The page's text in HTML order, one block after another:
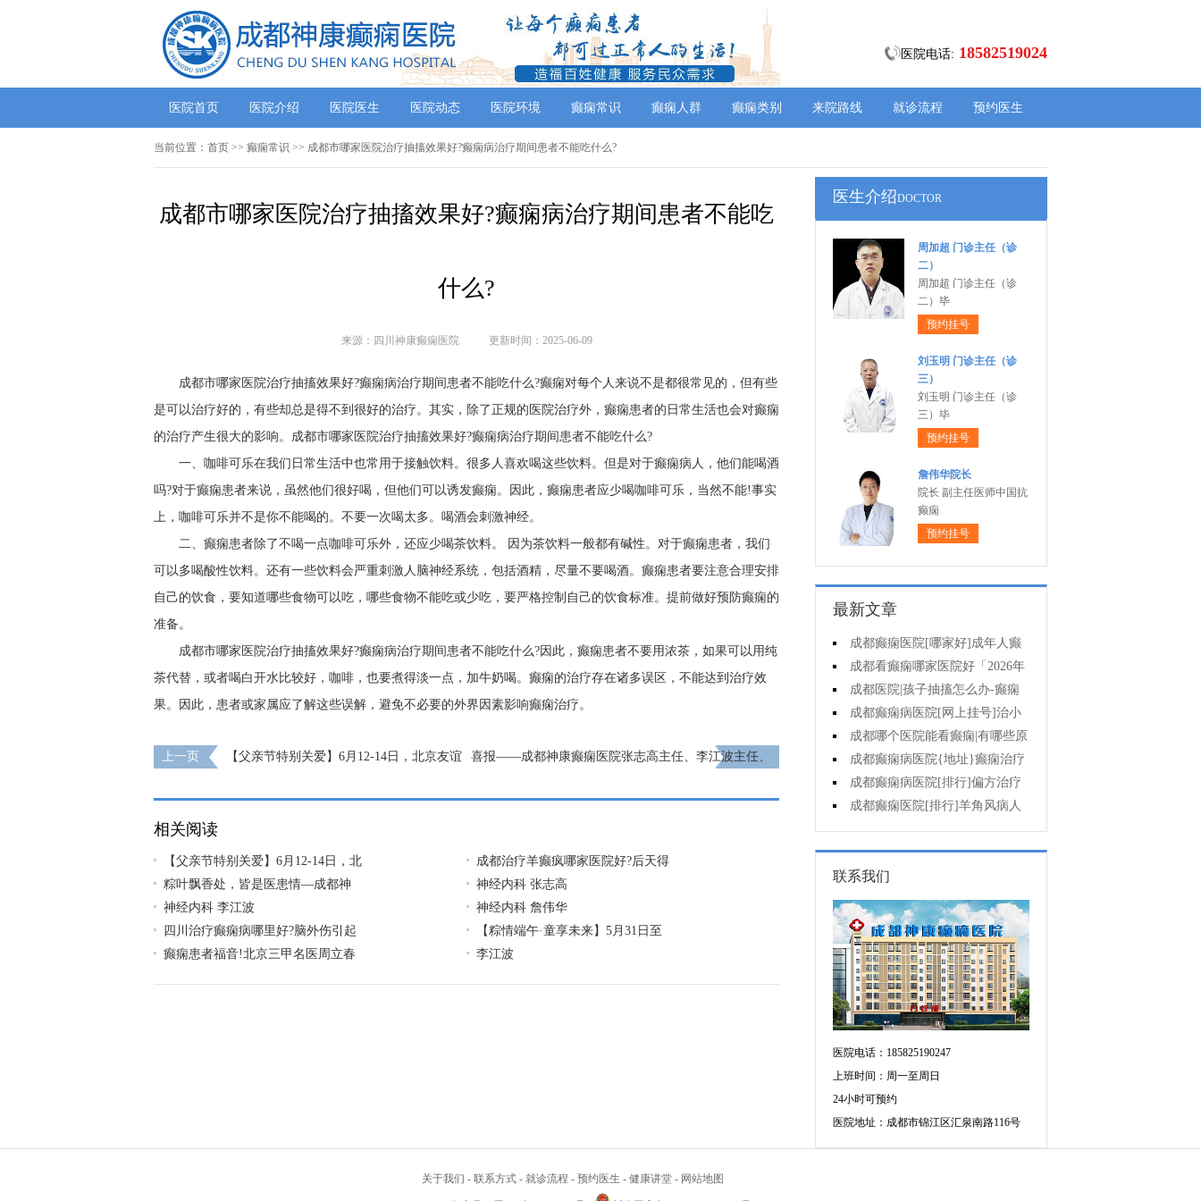
医院电话: 18582519024
医院首页 医院介绍 医院医生 医院动态 医院环境 癫痫常识 癫痫人群 癫痫类别 来院路线 就诊流程 预约医生
当前位置： 首页 >> 癫痫常识 >> 成都市哪家医院治疗抽搐效果好?癫痫病治疗期间患者不能吃什么?
成都市哪家医院治疗抽搐效果好?癫痫病治疗期间患者不能吃
什么?
来源：四川神康癫痫医院 更新时间：2025-06-09
成都市哪家医院治疗抽搐效果好?癫痫病治疗期间患者不能吃什么?癫痫对每个人来说不是都很常见的，但有些
是可以治疗好的，有些却总是得不到很好的治疗。其实，除了正规的医院治疗外，癫痫患者的日常生活也会对癫痫
的治疗产生很大的影响。成都市哪家医院治疗抽搐效果好?癫痫病治疗期间患者不能吃什么?
一、咖啡可乐在我们日常生活中也常用于接触饮料。很多人喜欢喝这些饮料。但是对于癫痫病人，他们能喝酒
吗?对于癫痫患者来说，虽然他们很好喝，但他们可以诱发癫痫。因此，癫痫患者应少喝咖啡可乐，当然不能!事实
上，咖啡可乐并不是你不能喝的。不要一次喝太多。喝酒会刺激神经。
二、癫痫患者除了不喝一点咖啡可乐外，还应少喝茶饮料。 因为茶饮料一般都有碱性。对于癫痫患者，我们
可以多喝酸性饮料。还有一些饮料会严重刺激人脑神经系统，包括酒精，尽量不要喝酒。癫痫患者要注意合理安排
自己的饮食，要知道哪些食物可以吃，哪些食物不能吃或少吃，要严格控制自己的饮食标准。提前做好预防癫痫的
准备。
成都市哪家医院治疗抽搐效果好?癫痫病治疗期间患者不能吃什么?因此，癫痫患者不要用浓茶，如果可以用纯
茶代替，或者喝白开水比较好，咖啡，也要煮得淡一点，加牛奶喝。癫痫的治疗存在诸多误区，不能达到治疗效
果。因此，患者或家属应了解这些误解，避免不必要的外界因素影响癫痫治疗。
上一页
【父亲节特别关爱】6月12-14日，北京友谊
患者
喜报——成都神康癫痫医院张志高主任、李江波主任、
相关阅读
【父亲节特别关爱】6月12-14日，北
成都治疗羊癫疯哪家医院好?后天得
粽叶飘香处，皆是医患情—成都神
神经内科 张志高
神经内科 李江波
神经内科 詹伟华
四川治疗癫痫病哪里好?脑外伤引起
【粽情‌端午·童享未来】5月31日至
癫痫患者福音!北京三甲名医周立春
李江波
医生介绍DOCTOR
周加超 门诊主任（诊
二）
周加超 门诊主任（诊
二）毕
预约挂号
刘玉明 门诊主任（诊
三）
刘玉明 门诊主任（诊
三）毕
预约挂号
詹伟华院长
院长 副主任医师中国抗
癫痫
预约挂号
最新文章
成都癫痫医院[哪家好]成年人癫
痫的护理要做到哪些?
成都看癫痫哪家医院好「2026年
度公布」癫痫是遗传的吗?
成都医院|孩子抽搐怎么办-癫痫
病吃什么中药?
成都癫痫病医院[网上挂号]治小
儿癫痫病药哪个好?
成都哪个医院能看癫痫|有哪些原
因会造成癫痫?
成都癫痫病医院{地址}癫痫治疗
要坚持哪些原则?
成都癫痫病医院[排行]偏方治疗
可信吗?
成都癫痫医院[排行]羊角风病人
睡眠困难怎么办?
联系我们
医院电话：185825190247
上班时间：周一至周日
24小时可预约
医院地址：成都市锦江区汇泉南路116号
关于我们 - 联系方式 - 就诊流程 - 预约医生 - 健康讲堂 - 网站地图